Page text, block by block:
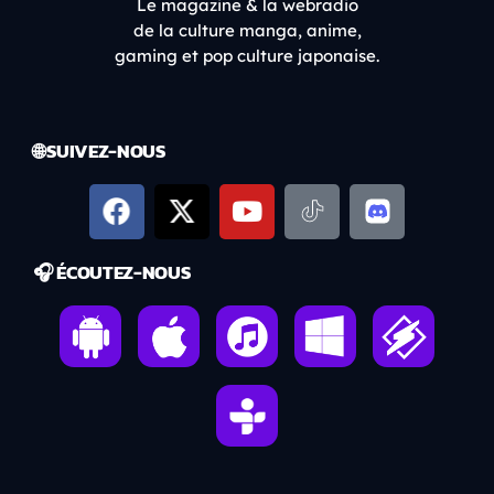
Le magazine & la webradio
de la culture manga, anime,
gaming et pop culture japonaise.
🌐 SUIVEZ-NOUS
🎧 ÉCOUTEZ-NOUS